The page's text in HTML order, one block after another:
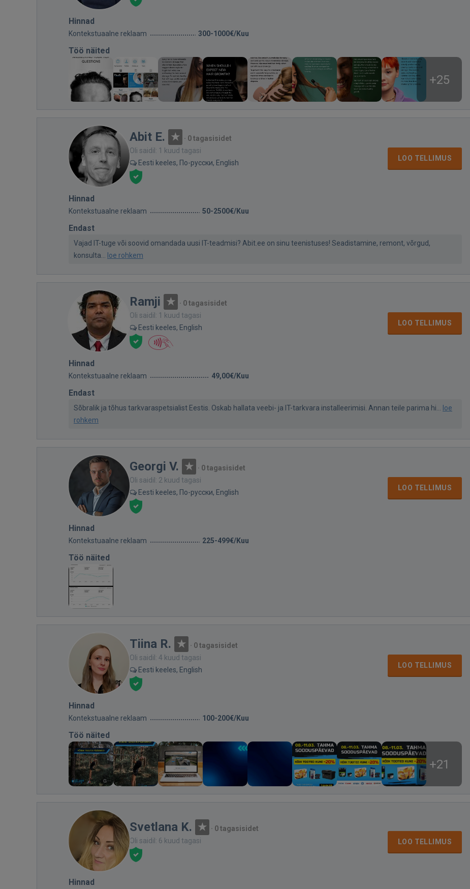
Hinnad
Kontekstuaalne reklaam 300-1000€/Kuu
Töö näited
+25
Abit E. · 0 tagasisidet
Oli saidil: 1 kuud tagasi
Eesti keeles, По-русски, English
LOO TELLIMUS
Hinnad
Kontekstuaalne reklaam 50-2500€/Kuu
Endast
Vajad IT-tuge või soovid omandada uusi IT-teadmisi? Abit.ee on sinu teenistuses! Seadistamine, remont, võrgud,
konsulta...
loe rohkem
Ramji · 0 tagasisidet
Oli saidil: 1 kuud tagasi
Eesti keeles, English
LOO TELLIMUS
Hinnad
Kontekstuaalne reklaam 49,00€/Kuu
Endast
Sõbralik ja tõhus tarkvaraspetsialist Eestis. Oskab hallata veebi- ja IT-tarkvara installeerimisi. Annan teile parima hi...
loe
rohkem
Georgi V. · 0 tagasisidet
Oli saidil: 2 kuud tagasi
Eesti keeles, По-русски, English
LOO TELLIMUS
Hinnad
Kontekstuaalne reklaam 225-499€/Kuu
Töö näited
Tiina R. · 0 tagasisidet
Oli saidil: 4 kuud tagasi
Eesti keeles, English
LOO TELLIMUS
Hinnad
Kontekstuaalne reklaam 100-200€/Kuu
Töö näited
+21
Svetlana K. · 0 tagasisidet
Oli saidil: 6 kuud tagasi
LOO TELLIMUS
Hinnad